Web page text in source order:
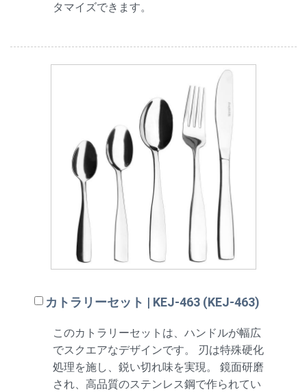
タマイズできます。
カトラリーセット | KEJ-463 (KEJ-463)
このカトラリーセットは、ハンドルが幅広
でスクエアなデザインです。 刃は特殊硬化
処理を施し、鋭い切れ味を実現。 鏡面研磨
され、高品質のステンレス鋼で作られてい